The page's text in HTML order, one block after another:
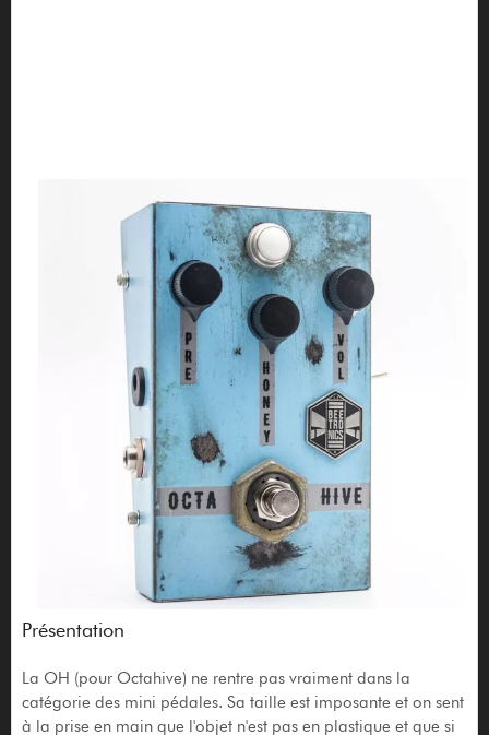
Présentation
La OH (pour Octahive) ne rentre pas vraiment dans la
catégorie des mini pédales. Sa taille est imposante et on sent
à la prise en main que l'objet n'est pas en plastique et que si